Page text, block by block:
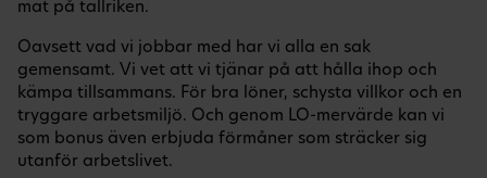
mat på tallriken.
Oavsett vad vi jobbar med har vi alla en sak
gemensamt. Vi vet att vi tjänar på att hålla ihop och
kämpa tillsammans. För bra löner, schysta villkor och en
tryggare arbetsmiljö. Och genom LO-mervärde kan vi
som bonus även erbjuda förmåner som sträcker sig
utanför arbetslivet.